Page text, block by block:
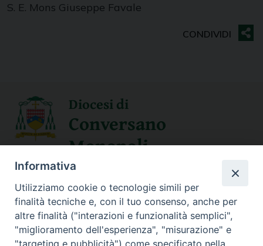
S. E. Mons Giuseppe Favale
Diocesi di
Conversano
Monopoli
SEGUICI SU
Informativa
Utilizziamo cookie o tecnologie simili per
finalità tecniche e, con il tuo consenso, anche per
altre finalità ("interazioni e funzionalità semplici",
"miglioramento dell'esperienza", "misurazione" e